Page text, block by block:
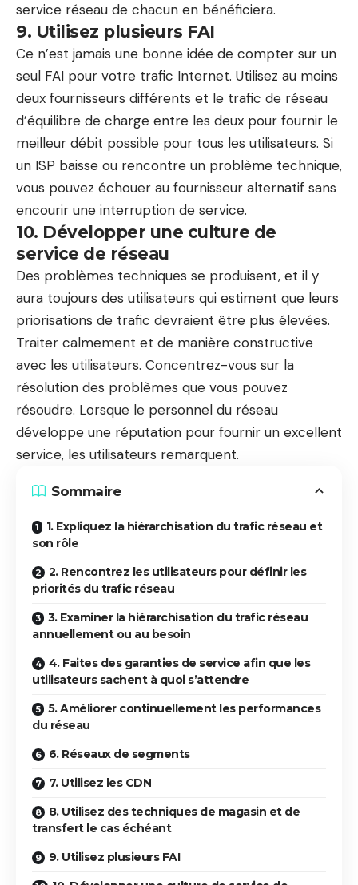
service réseau de chacun en bénéficiera.
9. Utilisez plusieurs FAI
Ce n’est jamais une bonne idée de compter sur un
seul FAI pour votre trafic Internet. Utilisez au moins
deux fournisseurs différents et le trafic de réseau
d’équilibre de charge entre les deux pour fournir le
meilleur débit possible pour tous les utilisateurs. Si
un ISP baisse ou rencontre un problème technique,
vous pouvez échouer au fournisseur alternatif sans
encourir une interruption de service.
10. Développer une culture de
service de réseau
Des problèmes techniques se produisent, et il y
aura toujours des utilisateurs qui estiment que leurs
priorisations de trafic devraient être plus élevées.
Traiter calmement et de manière constructive
avec les utilisateurs. Concentrez-vous sur la
résolution des problèmes que vous pouvez
résoudre. Lorsque le personnel du réseau
développe une réputation pour fournir un excellent
service, les utilisateurs remarquent.
Sommaire
1. Expliquez la hiérarchisation du trafic réseau et
son rôle
2. Rencontrez les utilisateurs pour définir les
priorités du trafic réseau
3. Examiner la hiérarchisation du trafic réseau
annuellement ou au besoin
4. Faites des garanties de service afin que les
utilisateurs sachent à quoi s’attendre
5. Améliorer continuellement les performances
du réseau
6. Réseaux de segments
7. Utilisez les CDN
8. Utilisez des techniques de magasin et de
transfert le cas échéant
9. Utilisez plusieurs FAI